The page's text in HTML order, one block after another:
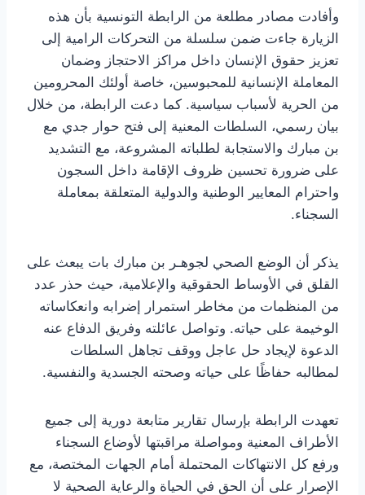
وأفادت مصادر مطلعة من الرابطة التونسية بأن هذه
الزيارة جاءت ضمن سلسلة من التحركات الرامية إلى
تعزيز حقوق الإنسان داخل مراكز الاحتجاز وضمان
المعاملة الإنسانية للمحبوسين، خاصة أولئك المحرومين
من الحرية لأسباب سياسية. كما دعت الرابطة، من خلال
بيان رسمي، السلطات المعنية إلى فتح حوار جدي مع
بن مبارك والاستجابة لطلباته المشروعة، مع التشديد
على ضرورة تحسين ظروف الإقامة داخل السجون
واحترام المعايير الوطنية والدولية المتعلقة بمعاملة
السجناء.
يذكر أن الوضع الصحي لجوهـر بن مبارك بات يبعث على
القلق في الأوساط الحقوقية والإعلامية، حيث حذر عدد
من المنظمات من مخاطر استمرار إضرابه وانعكاساته
الوخيمة على حياته. وتواصل عائلته وفريق الدفاع عنه
الدعوة لإيجاد حل عاجل ووقف تجاهل السلطات
لمطالبه حفاظًا على حياته وصحته الجسدية والنفسية.
تعهدت الرابطة بإرسال تقارير متابعة دورية إلى جميع
الأطراف المعنية ومواصلة مراقبتها لأوضاع السجناء
ورفع كل الانتهاكات المحتملة أمام الجهات المختصة، مع
الإصرار على أن الحق في الحياة والرعاية الصحية لا